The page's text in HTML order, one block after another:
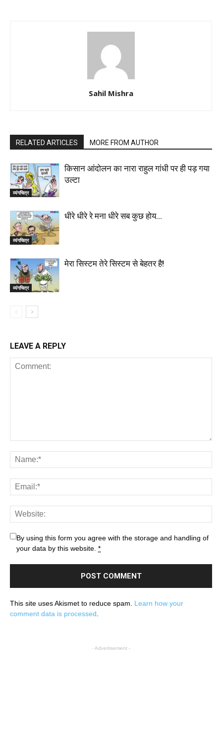
Sahil Mishra
RELATED ARTICLES MORE FROM AUTHOR
व्यंगचित्र
किसान आंदोलन का नारा राहुल गांधी पर ही पड़ गया
उल्टा
व्यंगचित्र
धीरे धीरे रे मना धीरे सब कुछ होय…
व्यंगचित्र
मेरा सिस्टम तेरे सिस्टम से बेहतर है!
LEAVE A REPLY
By using this form you agree with the storage and handling of
your data by this website. *
This site uses Akismet to reduce spam. Learn how your
comment data is processed.
- Advertisement -